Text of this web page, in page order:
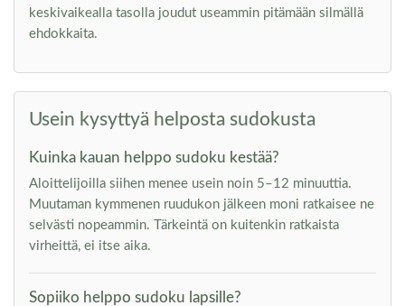
keskivaikealla tasolla joudut useammin pitämään silmällä
ehdokkaita.
Usein kysyttyä helposta sudokusta
Kuinka kauan helppo sudoku kestää?
Aloittelijoilla siihen menee usein noin 5–12 minuuttia.
Muutaman kymmenen ruudukon jälkeen moni ratkaisee ne
selvästi nopeammin. Tärkeintä on kuitenkin ratkaista
virheittä, ei itse aika.
Sopiiko helppo sudoku lapsille?